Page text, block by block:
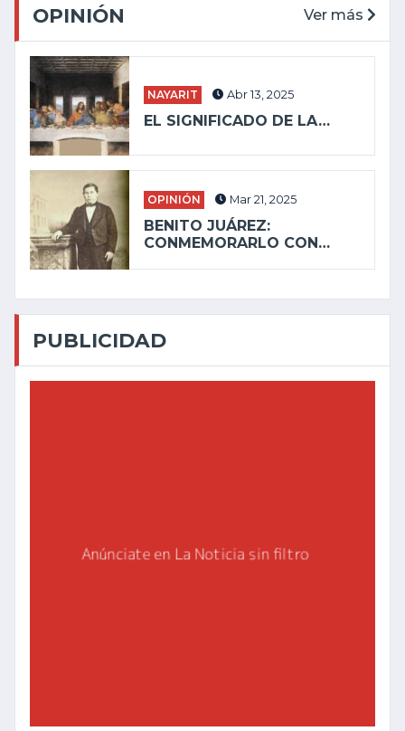
OPINIÓN Ver más
NAYARIT Abr 13, 2025
EL SIGNIFICADO DE LA…
OPINIÓN Mar 21, 2025
BENITO JUÁREZ:
CONMEMORARLO CON…
PUBLICIDAD